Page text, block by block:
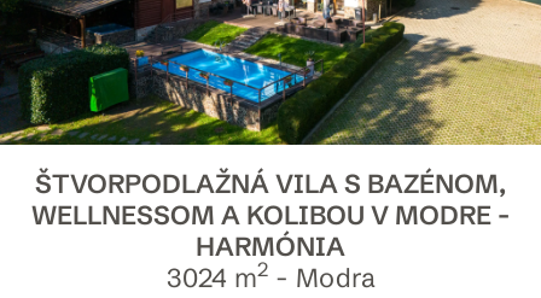
ŠTVORPODLAŽNÁ VILA S BAZÉNOM,
WELLNESSOM A KOLIBOU V MODRE -
HARMÓNIA
3024 m2- Modra